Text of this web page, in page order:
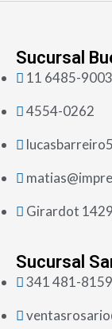
Sucursal
11 6485-9003
4554-0262
Girardot
Sucursal
341 481-8159